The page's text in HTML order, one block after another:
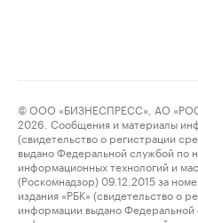
© ООО «БИЗНЕСПРЕСС», АО
2026. Сообщения и материалы
(свидетельство о регистрации
выдано Федеральной службой по
информационных технологий и
(Роскомнадзор) 09.12.2015 за
издания «РБК» (свидетельство о
информации выдано Федеральной